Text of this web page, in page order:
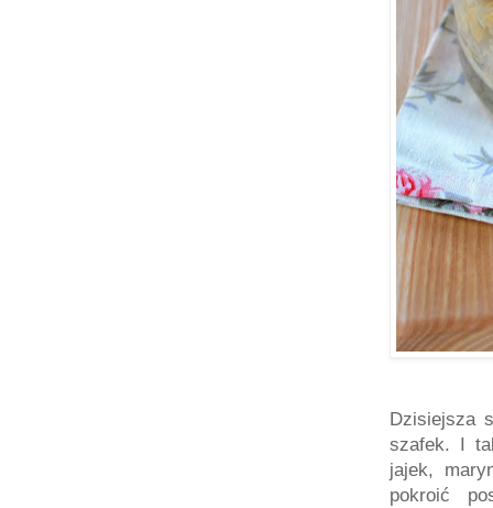
Dzisiejsza
szafek. I
jajek,
pokroić